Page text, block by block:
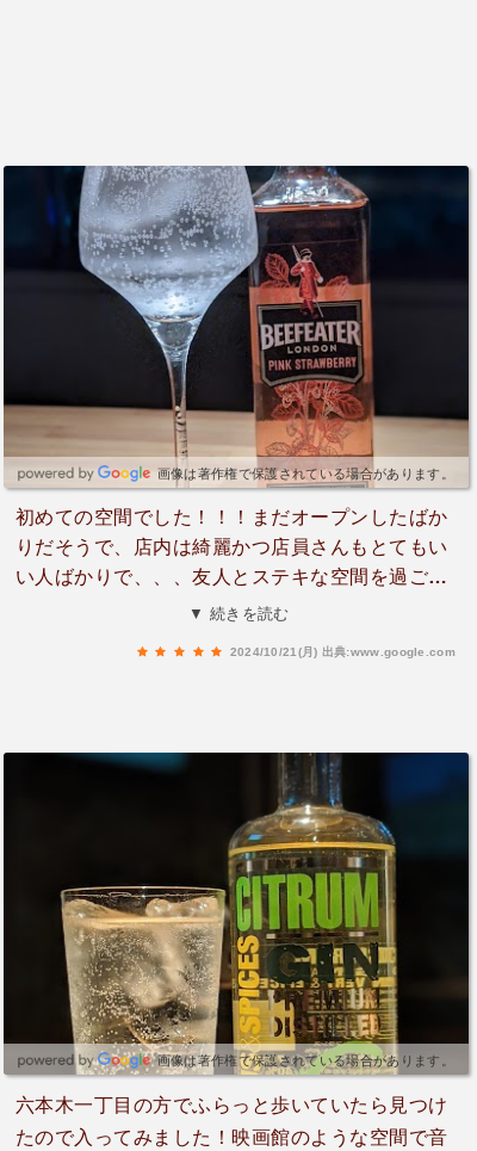
画像は著作権で保護されている場合があります。
初めての空間でした！！！まだオープンしたばか
りだそうで、店内は綺麗かつ店員さんもとてもい
い人ばかりで、、、友人とステキな空間を過ごせ
ました！！映画館のような空間、自分の大好きな
▼ 続きを読む
2024/10/21(月) 出典:www.google.com
画像は著作権で保護されている場合があります。
六本木一丁目の方でふらっと歩いていたら見つけ
たので入ってみました！映画館のような空間で音